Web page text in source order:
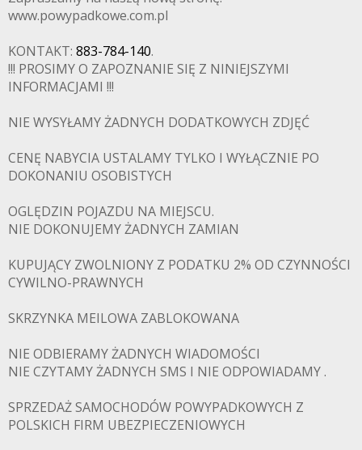
www.powypadkowe.com.pl
KONTAKT: 883-784-140.
!!! PROSIMY O ZAPOZNANIE SIĘ Z NINIEJSZYMI
INFORMACJAMI !!!
NIE WYSYŁAMY ŻADNYCH DODATKOWYCH ZDJĘĆ
CENĘ NABYCIA USTALAMY TYLKO I WYŁĄCZNIE PO
DOKONANIU OSOBISTYCH
OGLĘDZIN POJAZDU NA MIEJSCU.
NIE DOKONUJEMY ŻADNYCH ZAMIAN
KUPUJĄCY ZWOLNIONY Z PODATKU 2% OD CZYNNOŚCI
CYWILNO-PRAWNYCH
SKRZYNKA MEILOWA ZABLOKOWANA
NIE ODBIERAMY ŻADNYCH WIADOMOŚCI
NIE CZYTAMY ŻADNYCH SMS I NIE ODPOWIADAMY .
SPRZEDAŻ SAMOCHODÓW POWYPADKOWYCH Z
POLSKICH FIRM UBEZPIECZENIOWYCH